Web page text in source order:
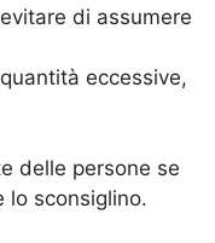
di assumere
eccessive,
delle persone se
lo sconsiglino.